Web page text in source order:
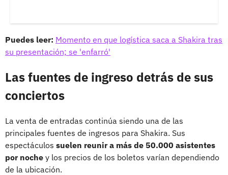
Puedes leer: Momento en que logística saca a Shakira tras
su presentación; se 'enfarró'
Las fuentes de ingreso detrás de sus
conciertos
La venta de entradas continúa siendo una de las
principales fuentes de ingresos para Shakira. Sus
espectáculos suelen reunir a más de 50.000 asistentes
por noche y los precios de los boletos varían dependiendo
de la ubicación.